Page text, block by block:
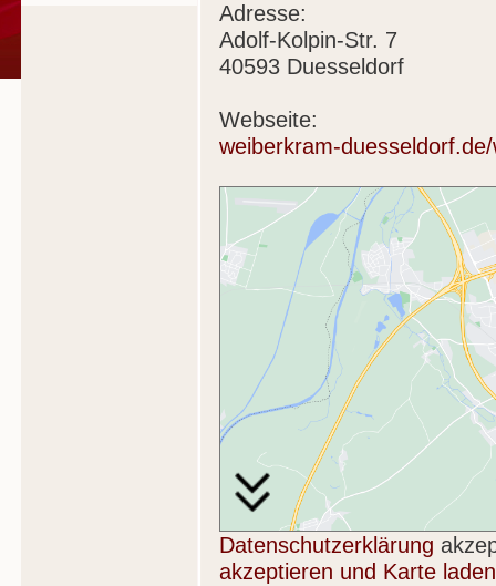
Adresse:
Adolf-Kolpin-Str. 7
40593 Duesseldorf
Webseite:
weiberkram-
Datenschutzerklärung
akzeptieren und Karte laden